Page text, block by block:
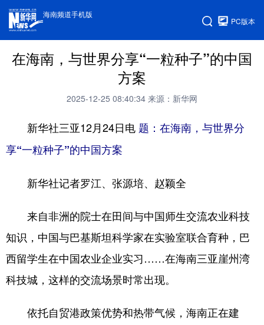
海南频道手机版
PC版本
在海南，与世界分享“一粒种子”的中国
方案
2025-12-25 08:40:34 来源：新华网
新华社三亚12月24日电 题：在海南，与世界分
享“一粒种子”的中国方案
新华社记者罗江、张源培、赵颖全
来自非洲的院士在田间与中国师生交流农业科技
知识，中国与巴基斯坦科学家在实验室联合育种，巴
西留学生在中国农业企业实习……在海南三亚崖州湾
科技城，这样的交流场景时常出现。
依托自贸港政策优势和热带气候，海南正在建